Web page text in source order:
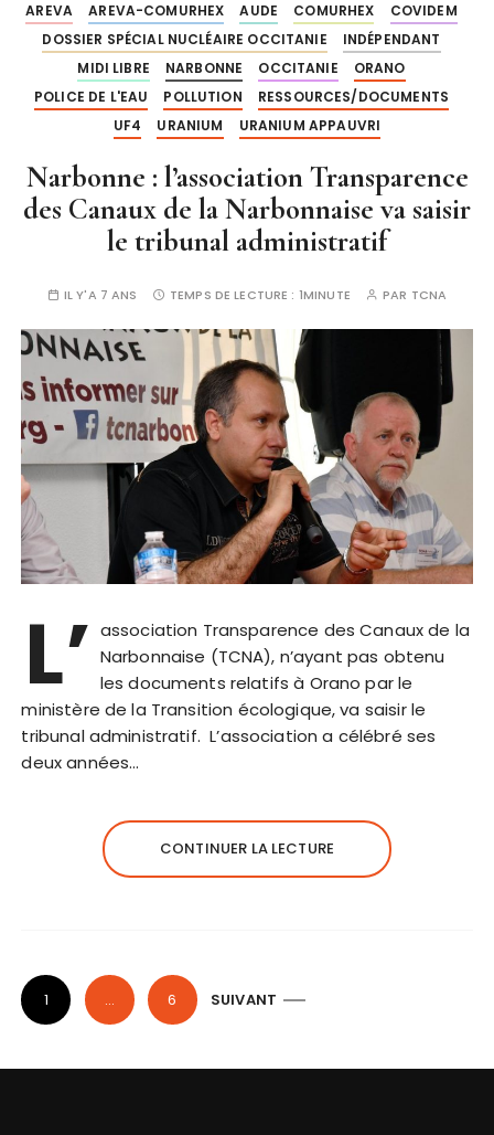
AREVA AREVA-COMURHEX AUDE COMURHEX
COVIDEM
DOSSIER SPÉCIAL NUCLÉAIRE OCCITANIE
INDÉPENDANT
MIDI LIBRE
NARBONNE OCCITANIE
ORANO
POLICE DE L'EAU
POLLUTION
RESSOURCES/DOCUMENTS
UF4
URANIUM URANIUM APPAUVRI
Narbonne : l’association Transparence
des Canaux de la Narbonnaise va saisir
le tribunal administratif
IL Y'A 7 ANS TEMPS DE LECTURE : 1MINUTE PAR TCNA
L’ association Transparence des Canaux de la
Narbonnaise (TCNA), n’ayant pas obtenu
les documents relatifs à Orano par le
ministère de la Transition écologique, va saisir le
tribunal administratif. L’association a célébré ses
deux années…
CONTINUER LA LECTURE
N
a
1 … 6 SUIVANT